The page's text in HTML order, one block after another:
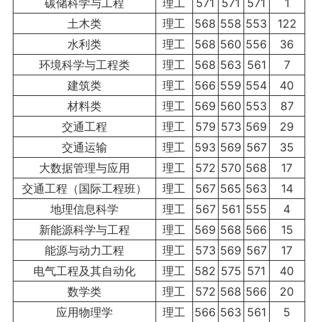
碳储科学与工程
理工 571 571 571
1
土木类
理工 568 558 553
122
水利类
理工 568 560 556
36
环境科学与工程类
理工 568 563 561
7
建筑类
理工 566 559 554
40
材料类
理工 569 560 553
87
交通工程
理工 579 573 569
29
交通运输
理工 593 569 567
35
大数据管理与应用
理工 572 570 568
17
交通工程（国际工程班）
理工 567 565 563
14
地理信息科学
理工 567 561 555
4
新能源科学与工程
理工 569 568 566
15
能源与动力工程
理工 573 569 567
17
电气工程及其自动化
理工 582 575 571
40
数学类
理工 572 568 566
20
应用物理学
理工 566 563 561
5